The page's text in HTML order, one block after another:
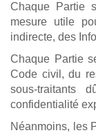
Chaque Partie
mesure utile
indirecte, des
Chaque Partie
Code civil, du
sous-traitants
confidentialité
Néanmoins, les